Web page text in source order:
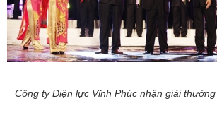
Công ty Điện lực Vĩnh Phúc nhận giải thưởng